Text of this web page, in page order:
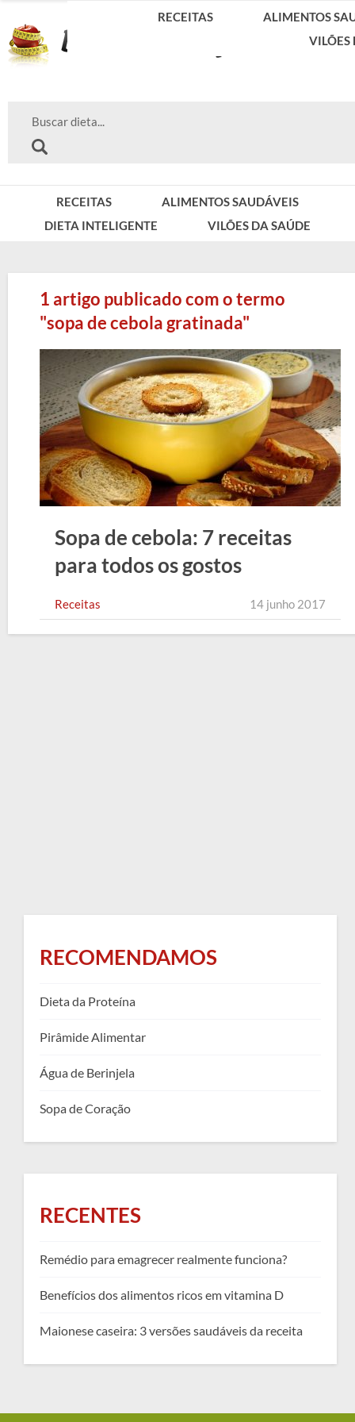
RECEITAS
ALIMENTOS SAUDÁVEIS
DIETA INTELIGENTE
VILÕES DA SAÚDE
RECEITAS
ALIMENTOS
VILÕES
1 artigo publicado com o termo
"sopa de cebola gratinada"
Sopa de cebola: 7 receitas
para todos os gostos
Receitas 14 junho 2017
RECOMENDAMOS
Dieta da Proteína
Pirâmide Alimentar
Água de Berinjela
Sopa de Coração
RECENTES
Remédio para emagrecer realmente funciona?
Benefícios dos alimentos ricos em vitamina D
Maionese caseira: 3 versões saudáveis da receita